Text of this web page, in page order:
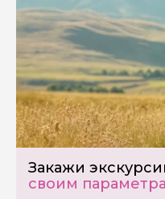
Закажи
своим